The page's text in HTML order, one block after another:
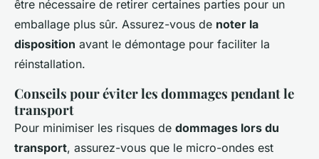
être nécessaire de retirer certaines parties pour un
emballage plus sûr. Assurez-vous de noter la
disposition avant le démontage pour faciliter la
réinstallation.
Conseils pour éviter les dommages pendant le
transport
Pour minimiser les risques de dommages lors du
transport, assurez-vous que le micro-ondes est